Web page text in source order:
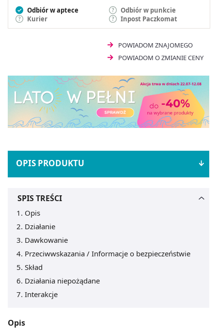
białaczki limfocytowej, ostrej białaczki limfoblastycznej,
choroby Hodgkina i chłoniaka nieziarniczego, w
Odbiór w aptece
Odbiór w punkcie
Kurier
Inpost Paczkomat
POWIADOM ZNAJOMEGO
POWIADOM O ZMIANIE CENY
OPIS PRODUKTU
SPIS TREŚCI
Opis
Działanie
Dawkowanie
Przeciwwskazania / Informacje o bezpieczeństwie
Skład
Działania niepożądane
Interakcje
Opis